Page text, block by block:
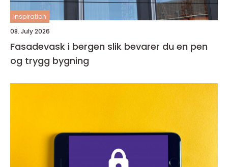
inspiration
08. July 2026
Fasadevask i bergen slik bevarer du en pen
og trygg bygning